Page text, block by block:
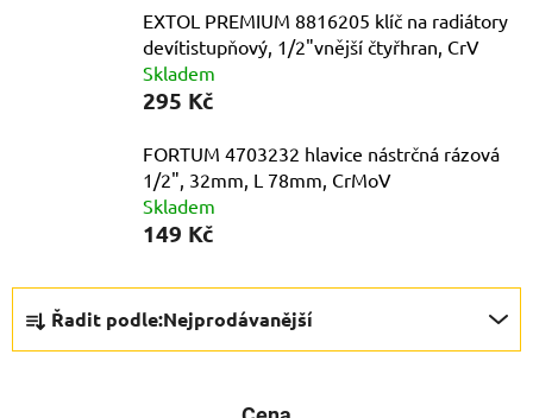
EXTOL PREMIUM 8816205 klíč na radiátory
devítistupňový, 1/2"vnější čtyřhran, CrV
Skladem
295 Kč
FORTUM 4703232 hlavice nástrčná rázová
1/2", 32mm, L 78mm, CrMoV
Skladem
149 Kč
Řadit podle:Nejprodávanější